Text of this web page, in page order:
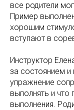
все родители
Пример
хорошим
вступают в
Инструктор
за состоянием
упражнение
выполнять и что
выполнения.